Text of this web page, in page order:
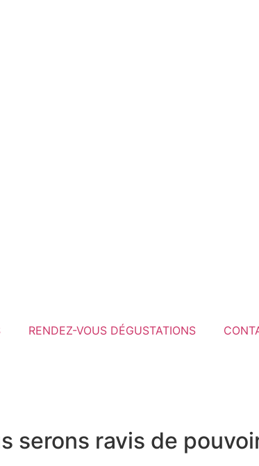
RENDEZ-VOUS DÉGUSTATIONS
serons ravis de